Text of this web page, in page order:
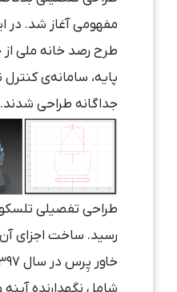
مفهومی آغاز شد. در
طرح رصد خانه ملی از
پایه، سامانه‌ی
جداگانه طراحی شدند.
رسید. ساخت اجزای